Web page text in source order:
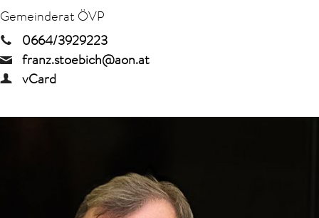
Gemeinderat ÖVP
0664/3929223
franz.stoebich@aon.at
vCard